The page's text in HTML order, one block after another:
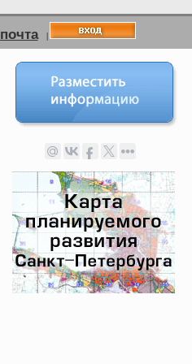
почта |